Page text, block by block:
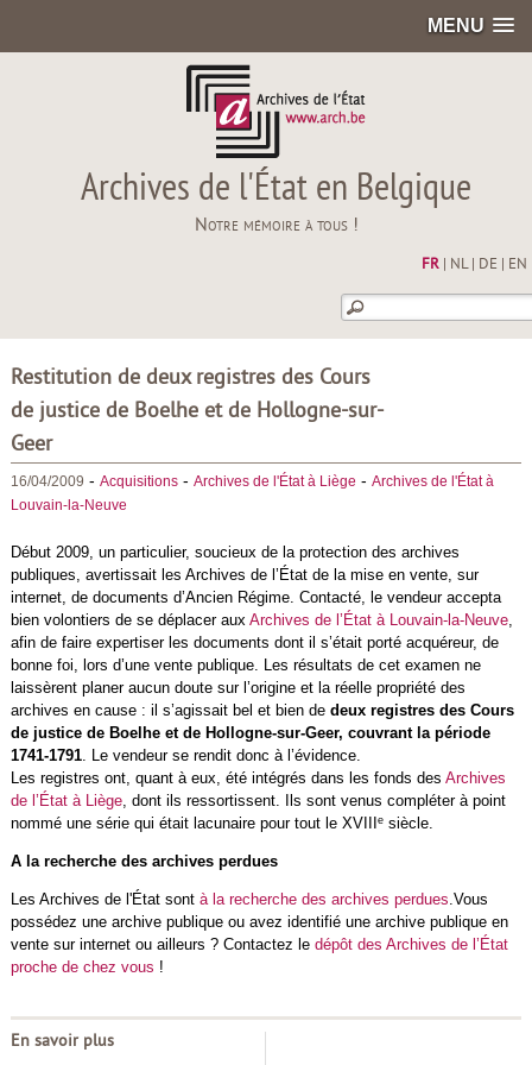
MENU
Archives de l'État en Belgique
Notre mémoire à tous !
FR| NL| DE EN
Restitution de deux registres des Cours
de justice de Boelhe et de Hollogne-sur-
Geer
16/04/2009 - Acquisitions- Archives de l'État à Liège - Archives de l'État à
Louvain-la-Neuve
Début 2009, un particulier, soucieux de la protection des archives
publiques, avertissait les Archives de l’État de la mise en vente, sur
internet, de documents d’Ancien Régime. Contacté, le vendeur accepta
bien volontiers de se déplacer aux Archives de l’État à Louvain-la-Neuve,
afin de faire expertiser les documents dont il s’était porté acquéreur, de
bonne foi, lors d’une vente publique. Les résultats de cet examen ne
laissèrent planer aucun doute sur l’origine et la réelle propriété des
archives en cause : il s’agissait bel et bien de deux registres des Cours
de justice de Boelhe et de Hollogne-sur-Geer, couvrant la période
1741-1791. Le vendeur se rendit donc à l’évidence.
Les registres ont, quant à eux, été intégrés dans les fonds des Archives
de l’État à Liège, dont ils ressortissent. Ils sont venus compléter à point
nommé une série qui était lacunaire pour tout le XVIII
esiècle.
A la recherche des archives perdues
Les Archives de l'État sont à la recherche des archives perdues .Vous
possédez une archive publique ou avez identifié une archive publique en
vente sur internet ou ailleurs ? Contactez le dépôt des Archives de l’État
proche de chez vous !
En savoir plus